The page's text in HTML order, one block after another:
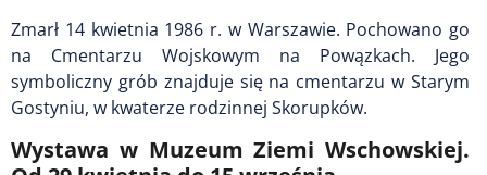
Zmarł 14 kwietnia 1986 r. w Warszawie. Pochowano go
na Cmentarzu Wojskowym na Powązkach. Jego
symboliczny grób znajduje się na cmentarzu w Starym
Gostyniu, w kwaterze rodzinnej Skorupków.
Wystawa w Muzeum Ziemi Wschowskiej.